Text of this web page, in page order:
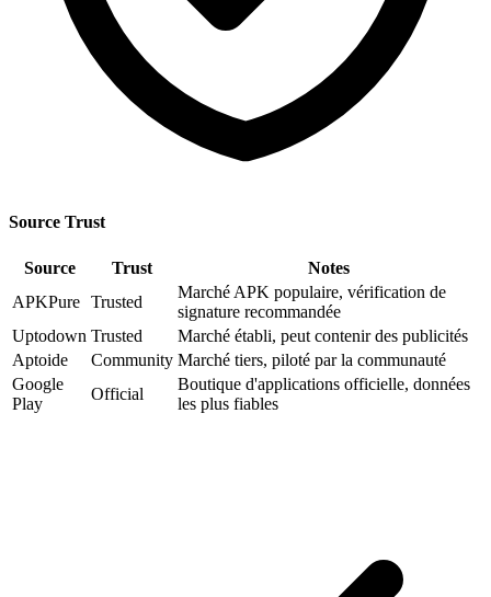
Source Trust
Source Trust
Notes
APKPure Trusted
Marché APK populaire, vérification de
signature recommandée
Uptodown Trusted
Marché établi, peut contenir des publicités
Aptoide
Community Marché tiers, piloté par la communauté
Google
Play
Official
Boutique d'applications officielle, données
les plus fiables